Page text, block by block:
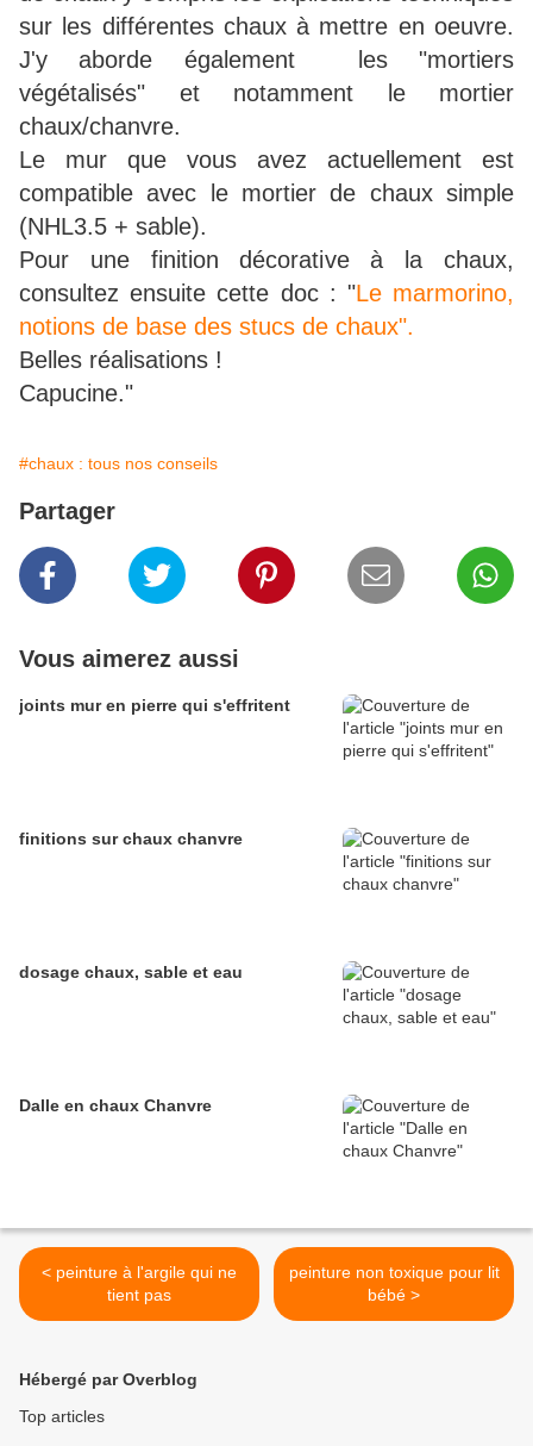
sur les différentes chaux à mettre en oeuvre.
J'y aborde également les "mortiers
végétalisés" et notamment le mortier
chaux/chanvre.
Le mur que vous avez actuellement est
compatible avec le mortier de chaux simple
(NHL3.5 + sable).
Pour une finition décorative à la chaux,
consultez ensuite cette doc : "Le marmorino,
notions de base des stucs de chaux".
Belles réalisations !
Capucine."
#chaux : tous nos conseils
Partager
Vous aimerez aussi
joints mur en pierre qui s'effritent
finitions sur chaux chanvre
dosage chaux, sable et eau
Dalle en chaux Chanvre
< peinture à l'argile qui ne
tient pas
peinture non toxique pour lit
bébé >
Hébergé par Overblog
Top articles